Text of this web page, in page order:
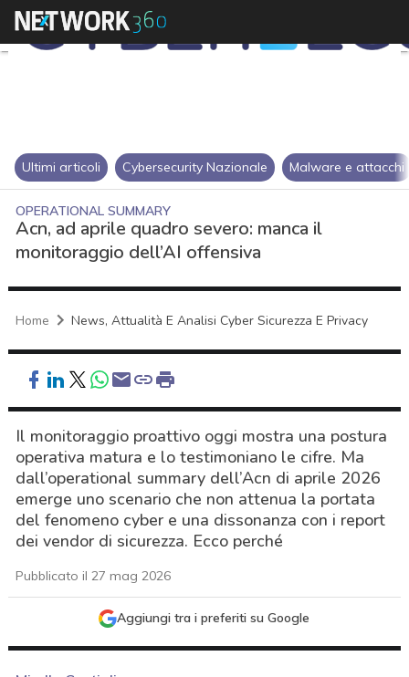
Ultimi articoli Cybersecurity Nazionale Malware e attacchi
OPERATIONAL SUMMARY
Acn, ad aprile quadro severo: manca il
monitoraggio dell’AI offensiva
Home News, Attualità E Analisi Cyber Sicurezza E Privacy
Il monitoraggio proattivo oggi mostra una postura
operativa matura e lo testimoniano le cifre. Ma
dall’operational summary dell’Acn di aprile 2026
emerge uno scenario che non attenua la portata
del fenomeno cyber e una dissonanza con i report
dei vendor di sicurezza. Ecco perché
Pubblicato il 27 mag 2026
Aggiungi tra i preferiti su Google